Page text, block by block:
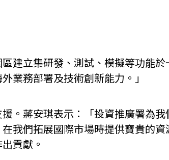
建立集研發、測試、模擬等功能
業務部署及技術創新能力。」
。蔣安琪表示：「投資推廣署為
我們拓展國際市場時提供寶貴的
貢獻。